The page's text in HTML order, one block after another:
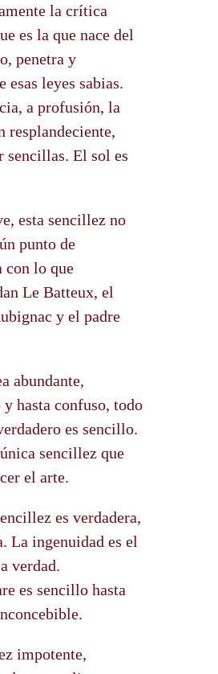
la crítica
es la que nace del
penetra y
esas leyes sabias.
a profusión, la
resplandeciente,
sencillas. El sol es
esta sencillez no
punto de
con lo que
Le Batteux, el
y el padre
abundante,
hasta confuso, todo
es sencillo.
sencillez que
el arte.
es verdadera,
La ingenuidad es el
verdad.
es sencillo hasta
impotente,